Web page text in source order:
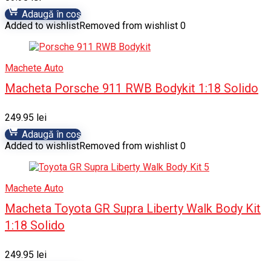
Adaugă în coș
Added to wishlistRemoved from wishlist 0
Machete Auto
Macheta Porsche 911 RWB Bodykit 1:18 Solido
249.95 lei
Adaugă în coș
Added to wishlistRemoved from wishlist 0
Machete Auto
Macheta Toyota GR Supra Liberty Walk Body Kit
1:18 Solido
249.95 lei